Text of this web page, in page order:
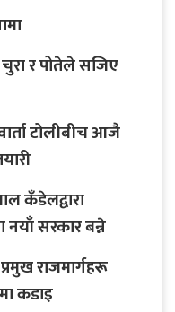
र पोतेले सजिए
टोलीबीच आजै
कँडेलद्वारा
नयाँ सरकार बन्ने
राजमार्गहरू
कडाइ